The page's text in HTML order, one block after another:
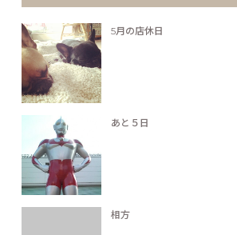
5月の店休日
あと５日
相方